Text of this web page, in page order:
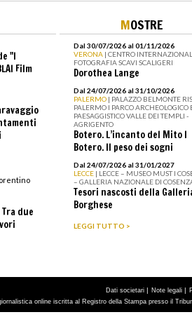
"I
Film
due
MOSTRE
Dal 30/07/2026 al 01/11/2026
VERONA | CENTRO
FOTOGRAFIA SCAVI SCALIGERI
Dorothea Lange
Dal 24/07/2026 al 31/10/2026
PALERMO | PALAZZO BELMONTE
PALERMO I PARCO ARCHEOLOGICO
PAESAGGISTICO VALLE DEI TEMPLI -
AGRIGENTO
Botero. L’incanto del Mito I
Botero. Il peso dei sogni
Dal 24/07/2026 al 31/01/2027
LECCE | LECCE – MUSEO MUST I
– GALLERIA NAZIONALE DI
Tesori nascosti della
Borghese
LEGGI TUTTO >
Dati societari | Note legali |
online iscritta al Registro della Stampa presso il